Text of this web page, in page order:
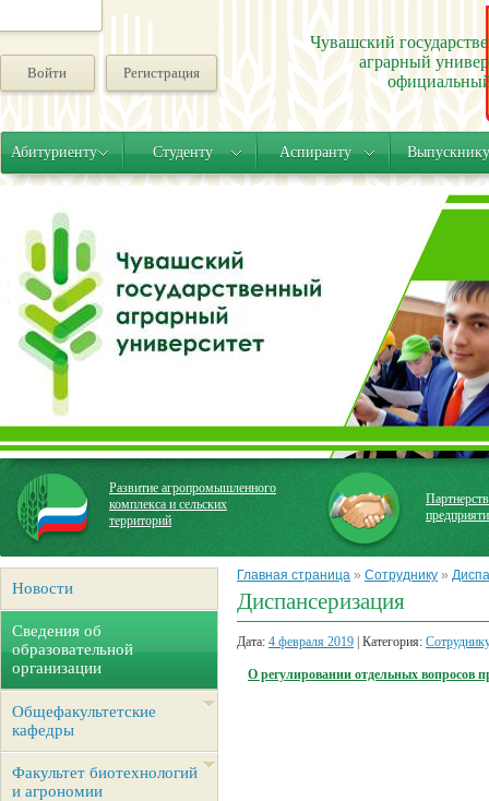
Войти Регистрация
Чувашский
аграрный
Абитуриенту Студенту Аспиранту
Развитие агропромышленного
комплекса и сельских
территорий
Новости
Сведения об
образовательной
организации
Общефакультетские
кафедры
Факультет биотехнологий
и агрономии
Главная страница » Сотруднику »
Диспансеризация
Дата: 4 февраля 2019 | Категория:
О регулировании отдельных вопросов